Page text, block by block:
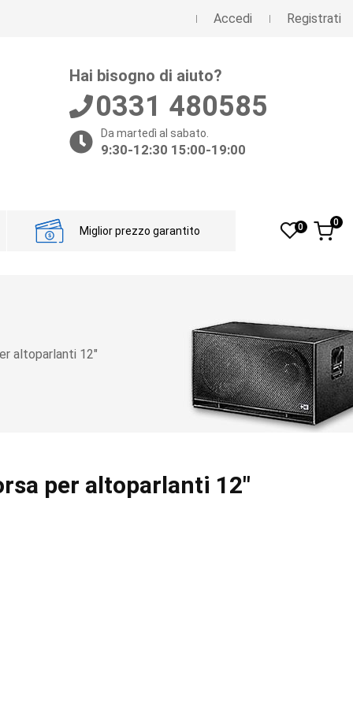
Accedi Registrati
Hai bisogno di aiuto?
0331 480585
Da martedì al sabato.
9:30-12:30 15:00-19:00
Miglior prezzo garantito 0 0
altoparlanti 12"
per altoparlanti 12"